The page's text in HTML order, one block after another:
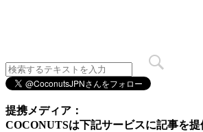
提携メディア：
COCONUTSは下記サービスに記事を提